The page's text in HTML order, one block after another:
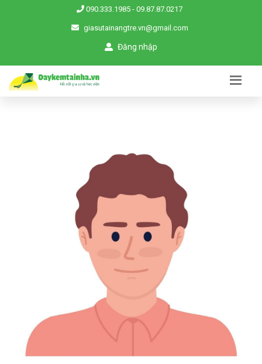
090.333.1985 - 09.87.87.0217
giasutainangtre.vn@gmail.com
Đăng nhập